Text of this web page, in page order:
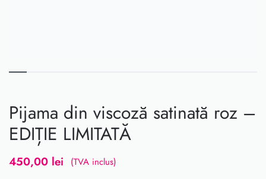
Pijama din viscoză satinată roz –
EDIȚIE LIMITATĂ
450,00 lei
(TVA inclus)